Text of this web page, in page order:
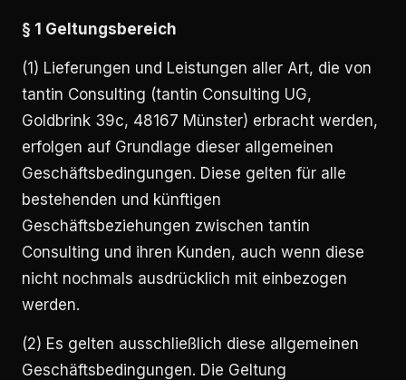
§ 1 Geltungsbereich
(1) Lieferungen und Leistungen aller Art, die von
tantin Consulting (tantin Consulting UG,
Goldbrink 39c, 48167 Münster) erbracht werden,
erfolgen auf Grundlage dieser allgemeinen
Geschäftsbedingungen. Diese gelten für alle
bestehenden und künftigen
Geschäftsbeziehungen zwischen tantin
Consulting und ihren Kunden, auch wenn diese
nicht nochmals ausdrücklich mit einbezogen
werden.
(2) Es gelten ausschließlich diese allgemeinen
Geschäftsbedingungen. Die Geltung